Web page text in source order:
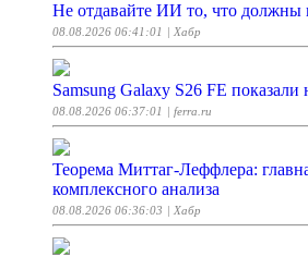
Не отдавайте ИИ то, что должны
08.08.2026 06:41:01 | Хабр
Samsung Galaxy S26 FE показали
08.08.2026 06:37:01 | ferra.ru
Теорема Миттаг-Леффлера:
комплексного анализа
08.08.2026 06:36:03 | Хабр